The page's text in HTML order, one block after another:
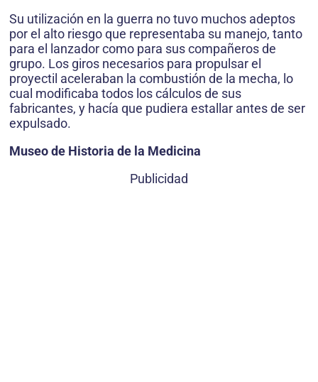
Su utilización en la guerra no tuvo muchos adeptos
por el alto riesgo que representaba su manejo, tanto
para el lanzador como para sus compañeros de
grupo. Los giros necesarios para propulsar el
proyectil aceleraban la combustión de la mecha, lo
cual modificaba todos los cálculos de sus
fabricantes, y hacía que pudiera estallar antes de ser
expulsado.
Museo de Historia de la Medicina
Publicidad